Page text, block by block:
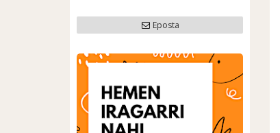
Eposta